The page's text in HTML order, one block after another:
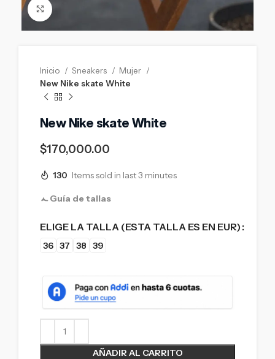
Inicio Sneakers
Mujer
New Nike skate White
New Nike skate White
$170,000.00
130 Items sold in last 3 minutes
Guía de tallas
ELIGE LA TALLA (ESTA TALLA ES EN EUR)
36 37 38 39
AÑADIR AL CARRITO